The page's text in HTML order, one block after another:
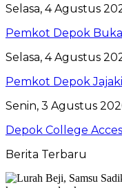
Selasa, 4 Agustus
Pemkot Depok
Selasa, 4 Agustus
Pemkot Depok
Senin, 3 Agustus
Depok College
Berita Terbaru